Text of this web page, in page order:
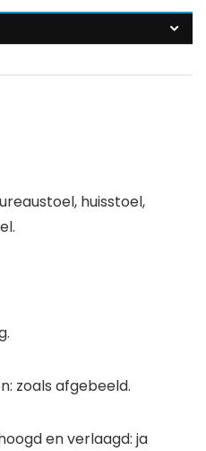
huisstoel,
zoals afgebeeld.
en verlaagd: ja